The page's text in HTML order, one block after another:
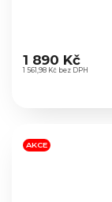
hodnocení
produktu
hvězdiček.
1 561,98 Kč bez DPH
1 890 Kč
AKCE